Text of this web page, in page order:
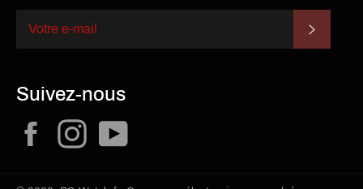
Suivez-nous
FacebookInstagram